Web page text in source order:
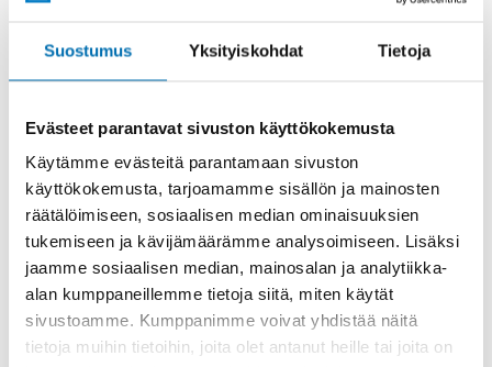
Suostumus Yksityiskohdat Tietoja
Evästeet parantavat sivuston käyttökokemusta
Käytämme evästeitä parantamaan sivuston
käyttökokemusta, tarjoamamme sisällön ja mainosten
räätälöimiseen, sosiaalisen median ominaisuuksien
tukemiseen ja kävijämäärämme analysoimiseen. Lisäksi
jaamme sosiaalisen median, mainosalan ja analytiikka-
alan kumppaneillemme tietoja siitä, miten käytät
sivustoamme. Kumppanimme voivat yhdistää näitä
tietoja muihin tietoihin, joita olet antanut heille tai joita on
Käsiraha tai vaihtoauto (€)
Suurempi viimeinen erä (€)